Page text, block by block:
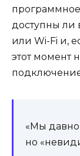
доступны ли
или Wi-Fi и,
этот момент
«Мы давно
но